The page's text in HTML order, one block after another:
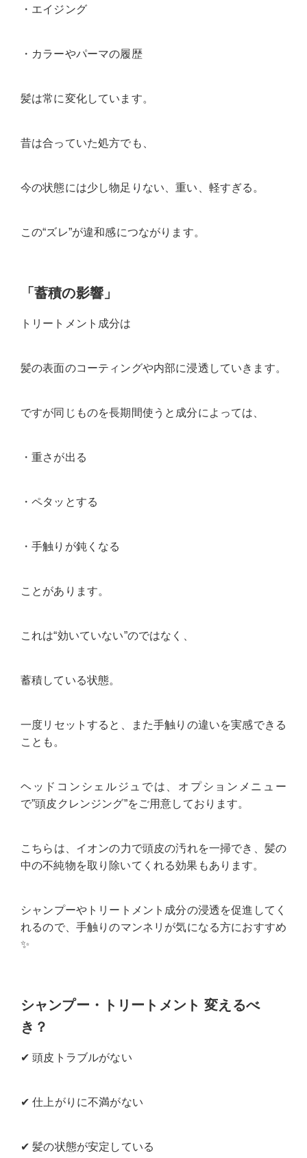
・エイジング
・カラーやパーマの履歴
髪は常に変化しています。
昔は合っていた処方でも、
今の状態には少し物足りない、重い、軽すぎる。
この“ズレ”が違和感につながります。
「蓄積の影響」
トリートメント成分は
髪の表面のコーティングや内部に浸透していきます。
ですが同じものを長期間使うと成分によっては、
・重さが出る
・ペタッとする
・手触りが鈍くなる
ことがあります。
これは“効いていない”のではなく、
蓄積している状態。
一度リセットすると、また手触りの違いを実感できる
ことも。
ヘッドコンシェルジュでは、オプションメニュー
で”頭皮クレンジング”をご用意しております。
こちらは、イオンの力で頭皮の汚れを一掃でき、髪の
中の不純物を取り除いてくれる効果もあります。
シャンプーやトリートメント成分の浸透を促進してく
れるので、手触りのマンネリが気になる方におすすめ
✨️
シャンプー・トリートメント 変えるべ
き？
✔ 頭皮トラブルがない
✔ 仕上がりに不満がない
✔ 髪の状態が安定している